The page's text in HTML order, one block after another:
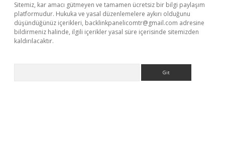
Sitemiz, kar amacı gütmeyen ve tamamen ücretsiz bir bilgi paylaşım
platformudur. Hukuka ve yasal düzenlemelere aykırı olduğunu
düşündüğünüz içerikleri, backlinkpanelicomtr@gmail.com adresine
bildirmeniz halinde, ilgili içerikler yasal süre içerisinde sitemizden
kaldırılacaktır.